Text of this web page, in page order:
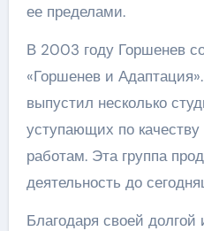
ее пределами.
В 2003 году Горшенев
«Горшенев и
выпустил несколько
уступающих по
работам. Эта группа
деятельность до
Благодаря своей